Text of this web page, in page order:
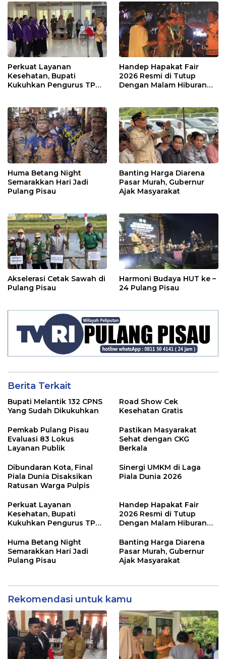
Perkuat Layanan
Kesehatan, Bupati
Kukuhkan Pengurus TP
Handep Hapakat Fair
2026 Resmi di Tutup
Dengan Malam Hiburan
Huma Betang Night
Semarakkan Hari Jadi
Pulang Pisau
Banting Harga Diarena
Pasar Murah, Gubernur
Ajak Masyarakat
Akselerasi Cetak Sawah di
Pulang Pisau
Harmoni Budaya HUT ke –
24 Pulang Pisau
Berita Terkait
Bupati Melantik 132 CPNS
Yang Sudah Dikukuhkan
Road Show Cek
Kesehatan Gratis
Pemkab Pulang Pisau
Evaluasi 83 Lokus
Layanan Publik
Pastikan Masyarakat
Sehat dengan CKG
Berkala
Dibundaran Kota, Final
Piala Dunia Disaksikan
Ratusan Warga Pulpis
Sinergi UMKM di Laga
Piala Dunia 2026
Perkuat Layanan
Kesehatan, Bupati
Kukuhkan Pengurus TP
Handep Hapakat Fair
2026 Resmi di Tutup
Dengan Malam Hiburan
Huma Betang Night
Semarakkan Hari Jadi
Pulang Pisau
Banting Harga Diarena
Pasar Murah, Gubernur
Ajak Masyarakat
Rekomendasi untuk kamu